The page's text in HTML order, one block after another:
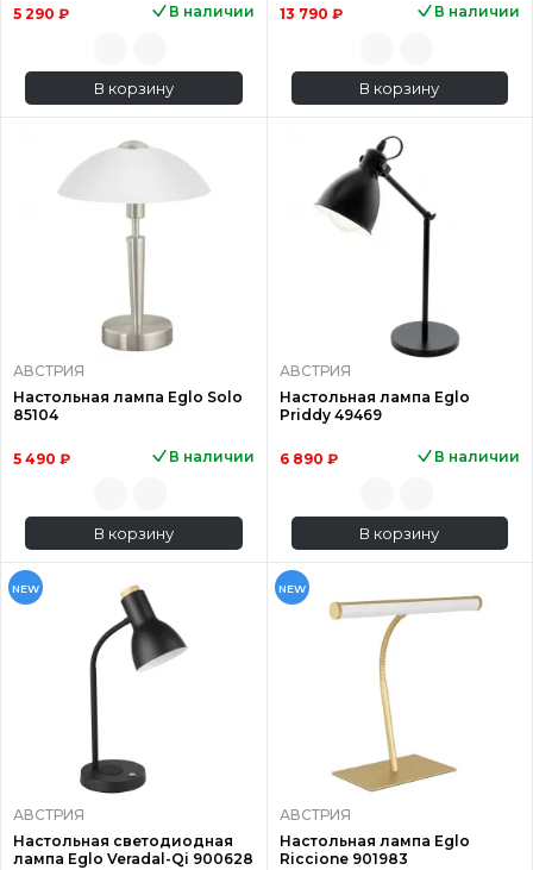
5 290 ₽ В наличии
В корзину
13 790 ₽ В наличии
В корзину
АВСТРИЯ
Настольная лампа Eglo Solo
85104
5 490 ₽ В наличии
В корзину
АВСТРИЯ
Настольная лампа Eglo
Priddy 49469
6 890 ₽ В наличии
В корзину
NEW
АВСТРИЯ
Настольная светодиодная
лампа Eglo Veradal-Qi 900628
NEW
АВСТРИЯ
Настольная лампа Eglo
Riccione 901983